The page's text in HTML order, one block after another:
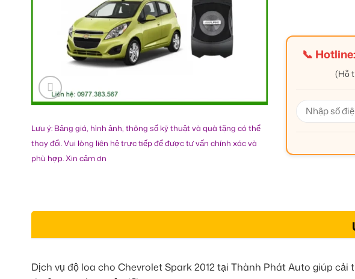
Lưu ý: Bảng giá, hình ảnh, thông số kỹ thuật và quà tặng có thể
thay đổi. Vui lòng liên hệ trực tiếp để được tư vấn chính xác và
phù hợp. Xin cảm ơn
📞
(Hỗ
Dịch vụ độ loa cho Chevrolet Spark 2012 tại Thành Phát Auto giúp